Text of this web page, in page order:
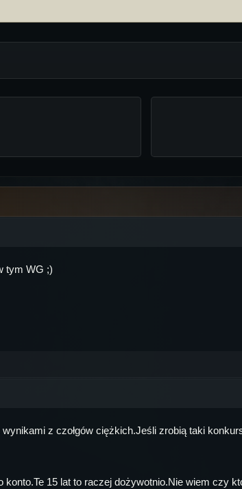
tym WG ;)
z czołgów ciężkich.Jeśli zrobią taki
15 lat to raczej dożywotnio.Nie wiem czy